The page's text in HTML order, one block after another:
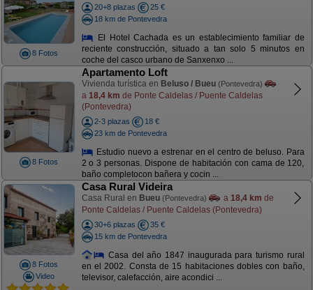
8 Fotos
20+8 plazas
25 €
18 km de Pontevedra
El Hotel Cachada es un establecimiento familiar de
reciente construcción, situado a tan solo 5 minutos en
coche del casco urbano de Sanxenxo ...
8 Fotos
Apartamento Loft
Vivienda turística en Beluso / Bueu (Pontevedra)
a 18,4 km de Ponte Caldelas / Puente Caldelas
(Pontevedra)
2-3 plazas
18 €
23 km de Pontevedra
Estudio nuevo a estrenar en el centro de beluso. Para
2 o 3 personas. Dispone de habitación con cama de 120,
baño completocon bañera y cocin ...
8 Fotos
Video
Casa Rural Videira
Casa Rural en Bueu (Pontevedra) a 18,4 km de
Ponte Caldelas / Puente Caldelas (Pontevedra)
30+6 plazas
35 €
15 km de Pontevedra
Casa del año 1847 inaugurada para turismo rural
en el 2002. Consta de 15 habitaciones dobles con baño,
televisor, calefacción, aire acondici ...